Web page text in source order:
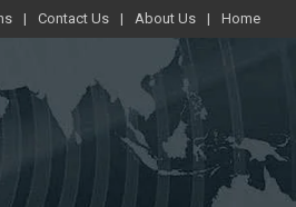
Contact Us About Us Home